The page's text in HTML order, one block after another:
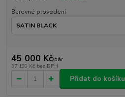
Barevné provedení
45 000 Kč/pár
37 190 Kč bez DPH
Přidat do košíku